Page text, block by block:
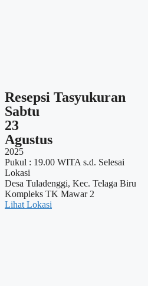
Resepsi Tasyukuran
Sabtu
23
Agustus
2025
Pukul : 19.00 WITA s.d. Selesai
Lokasi
Desa Tuladenggi, Kec. Telaga Biru
Kompleks TK Mawar 2
Lihat Lokasi